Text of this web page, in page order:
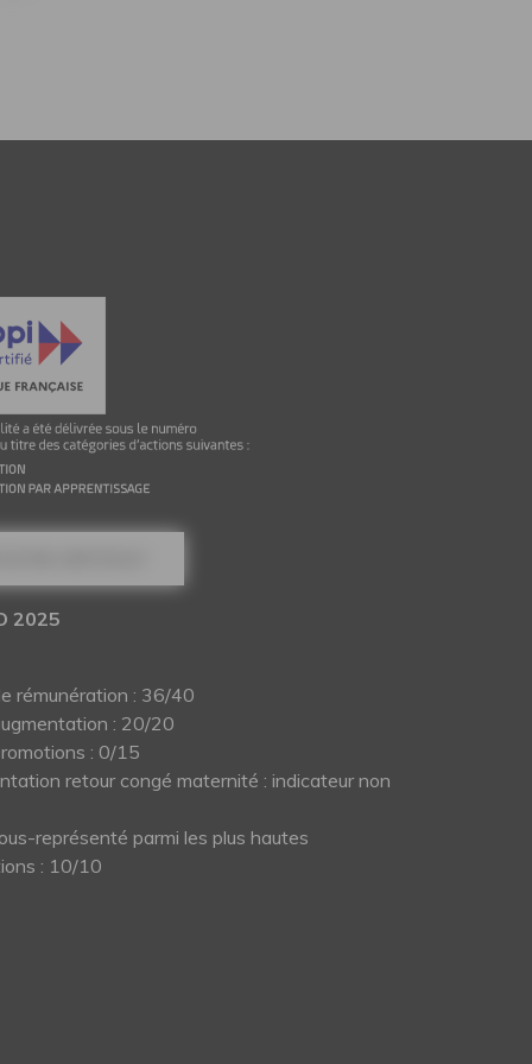
2025
rémunération : 36/40
: 20/20
: 0/15
retour congé maternité : indicateur non
représenté parmi les plus hautes
: 10/10